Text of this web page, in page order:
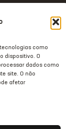
como
dispositivo. O
dados como
site. O não
afetar
Comunicação
Transparência
Notas Oficiais